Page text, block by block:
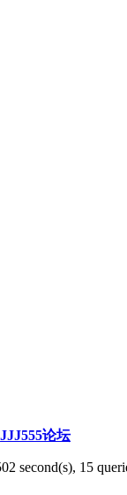
JJJ555论坛
second(s), 15